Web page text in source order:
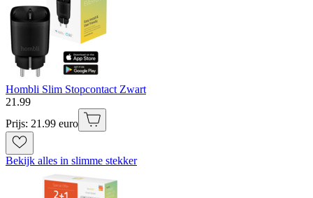
Hombli Slim Stopcontact Zwart
21 .99
Prijs: 21.99 euro
Bekijk alles in slimme stekker